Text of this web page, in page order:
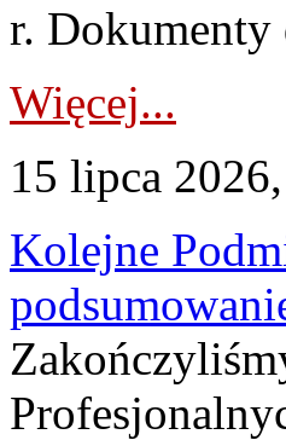
r. Dokumenty
Więcej...
15 lipca
Kolejne